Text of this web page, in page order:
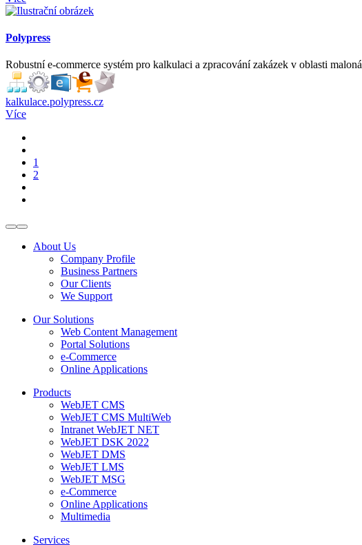
Polypress
Robustní e-commerce systém pro kalkulaci a zpracování zakázek v oblasti
kalkulace.polypress.cz
Více
1
2
About Us
Company Profile
Business Partners
Our Clients
We Support
Our Solutions
Web Content Management
Portal Solutions
e-Commerce
Online Applications
Products
WebJET CMS
WebJET CMS MultiWeb
Intranet WebJET NET
WebJET DSK 2022
WebJET DMS
WebJET LMS
WebJET MSG
e-Commerce
Online Applications
Multimedia
Services